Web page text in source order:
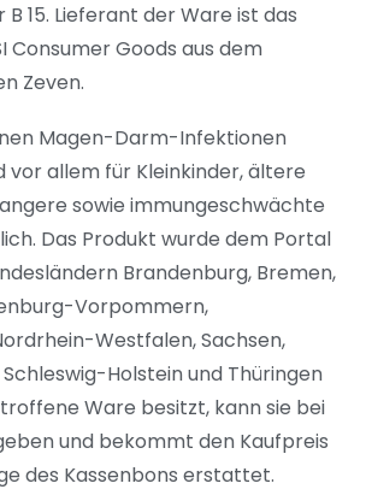
15. Lieferant der Ware ist das
Consumer Goods aus dem
Zeven.
Magen-Darm-Infektionen
vor allem für Kleinkinder, ältere
sowie immungeschwächte
Das Produkt wurde dem Portal
Brandenburg, Bremen,
Vorpommern,
Westfalen, Sachsen,
Holstein und Thüringen
Ware besitzt, kann sie bei
und bekommt den Kaufpreis
des Kassenbons erstattet.